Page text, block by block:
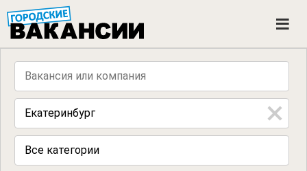
n
Все категории